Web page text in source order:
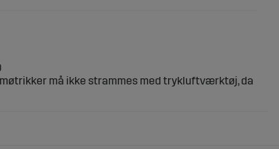
må ikke strammes med trykluftværktøj, da